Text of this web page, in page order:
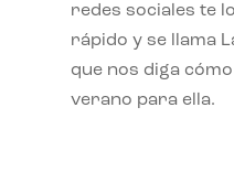
redes sociales te
rápido y se llama
que nos diga
verano para ella.